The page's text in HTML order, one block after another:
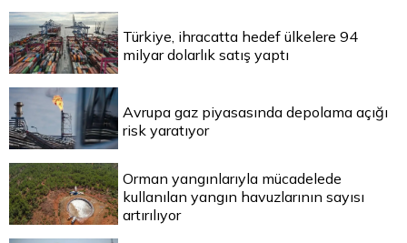
Türkiye, ihracatta hedef ülkelere 94
milyar dolarlık satış yaptı
Avrupa gaz piyasasında depolama açığı
risk yaratıyor
Orman yangınlarıyla mücadelede
kullanılan yangın havuzlarının sayısı
artırılıyor